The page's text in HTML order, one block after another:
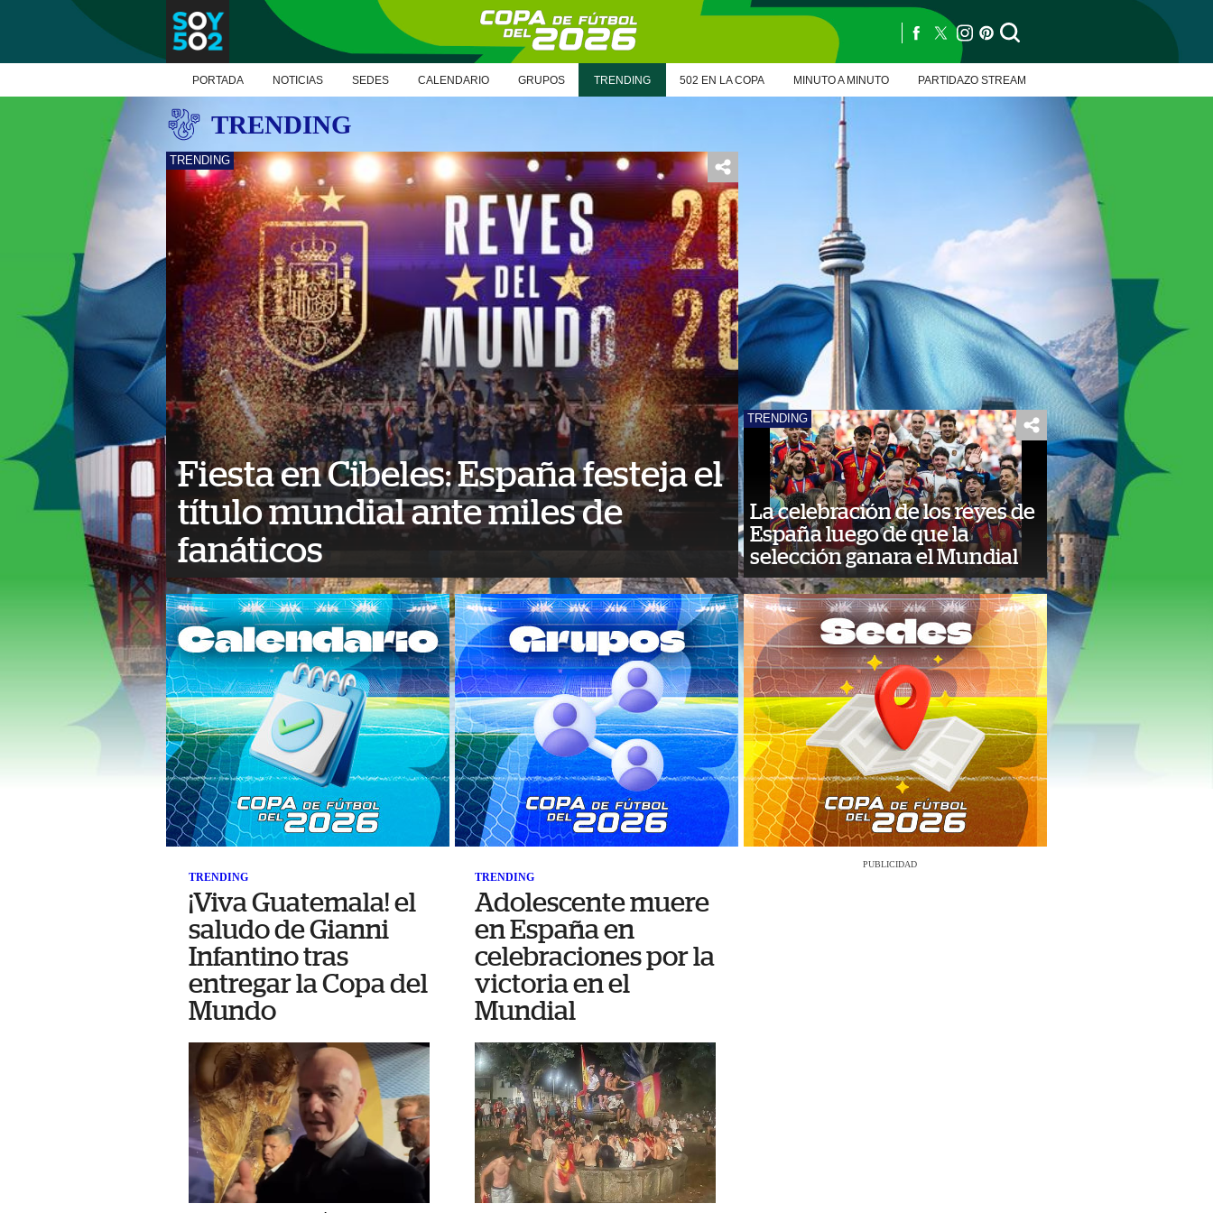
PORTADA NOTICIAS SEDES CALENDARIO GRUPOS TRENDING 502 EN LA COPA MINUTO A MINUTO PARTIDAZO STREAM
TRENDING
TRENDING
Fiesta en Cibeles: España festeja el
título mundial ante miles de
fanáticos
TRENDING
La celebración de los reyes de
España luego de que la
selección ganara el Mundial
TRENDING
¡Viva Guatemala! el
saludo de Gianni
Infantino tras
entregar la Copa del
Mundo
TRENDING
Adolescente muere
en España en
celebraciones por la
victoria en el
Mundial
PUBLICIDAD